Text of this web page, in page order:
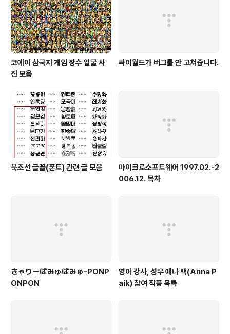
코에이 삼국지 게임 장수 얼굴 사
진 모음
싸이월드가 버그를 안 고쳐줍니다.
북조선 글꼴(폰트) 관련 글 모음
마이크로소프트웨어 1997.02.-2
006.12. 목차
きゃりーぱみゅぱみゅ-PONP
ONPON
영어 강사, 성우 애나 백(Anna P
aik) 참여 작품 목록